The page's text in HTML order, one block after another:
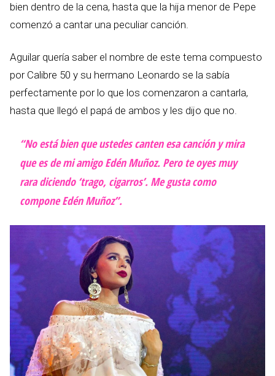
bien dentro de la cena, hasta que la hija menor de Pepe
comenzó a cantar una peculiar canción.
Aguilar quería saber el nombre de este tema compuesto
por Calibre 50 y su hermano Leonardo se la sabía
perfectamente por lo que los comenzaron a cantarla,
hasta que llegó el papá de ambos y les dijo que no.
“No está bien que ustedes canten esa canción y mira
que es de mi amigo Edén Muñoz. Pero te oyes muy
rara diciendo ‘trago, cigarros’. Me gusta como
compone Edén Muñoz”.